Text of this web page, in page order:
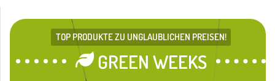
TOP PRODUKTE ZU UNGLAUBLICHEN PREISEN!
GREEN WEEKS